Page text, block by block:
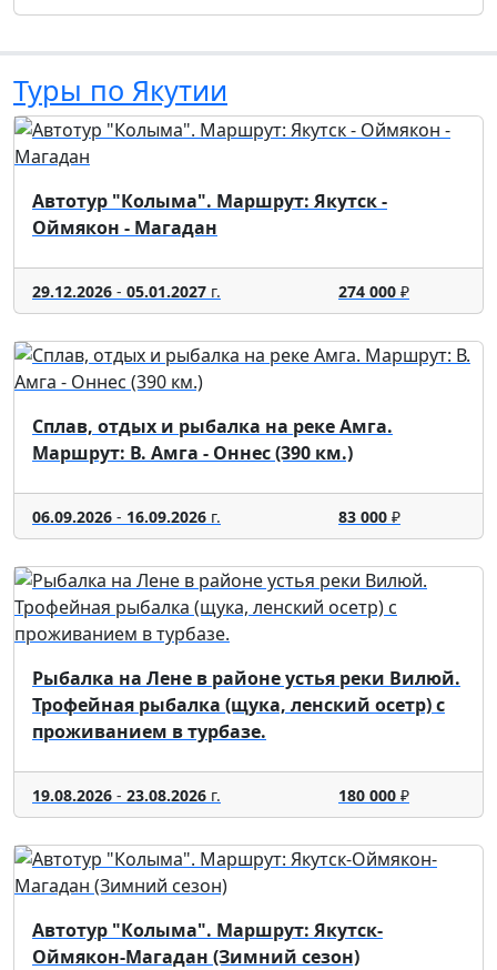
Туры по Якутии
Автотур "Колыма". Маршрут: Якутск -
Оймякон - Магадан
29.12.2026 - 05.01.2027 г. 274 000₽
Сплав, отдых и рыбалка на реке Амга.
Маршрут: В. Амга - Оннес (390 км.)
06.09.2026 - 16.09.2026 г. 83 000₽
Рыбалка на Лене в районе устья реки Вилюй.
Трофейная рыбалка (щука, ленский осетр) с
проживанием в турбазе.
19.08.2026 - 23.08.2026 г. 180 000₽
Автотур "Колыма". Маршрут: Якутск-
Оймякон-Магадан (Зимний сезон)